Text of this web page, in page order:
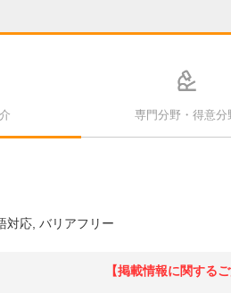
専門分野・得意分
対応 バリアフリー
【掲載情報に関するご